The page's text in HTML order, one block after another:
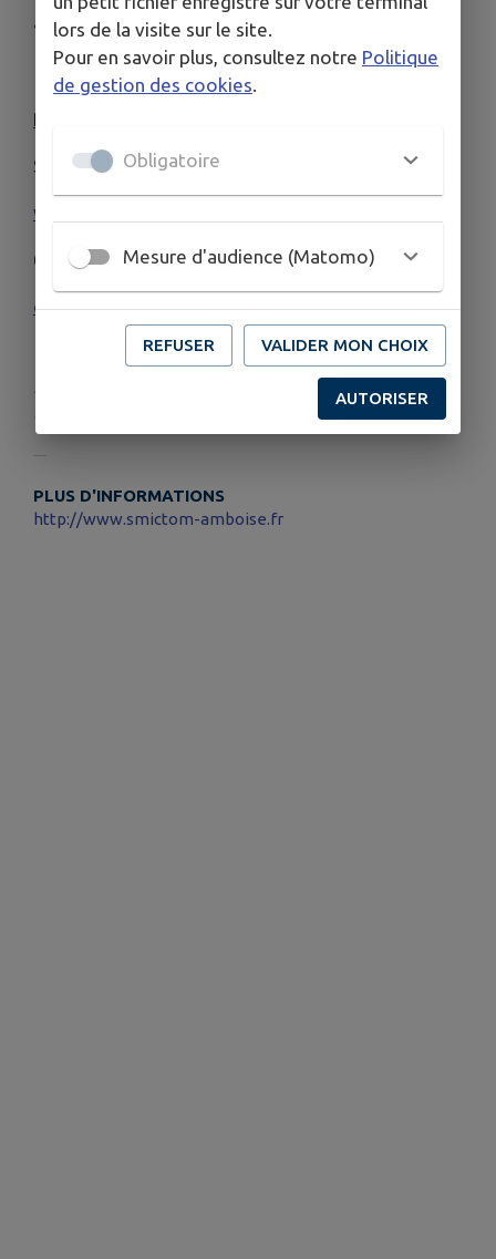
• Présence de verre, textile et Ordures Ménagères
Pour toute information
SMICTOM d'Amboise
www.smictom-amboise.fr
02 47 23 47 66
contact@smictom-amboise.fr
Publié par Communauté de Communes Autour
de Chenonceaux Bléré-Val de Cher
PLUS D'INFORMATIONS
http://www.smictom-amboise.fr
lors de la visite sur le site.
Pour en savoir plus, consultez notre Politique
de gestion des cookies
Obligatoire
Mesure d'audience (Matomo)
REFUSER VALIDER MON CHOIX
AUTORISER